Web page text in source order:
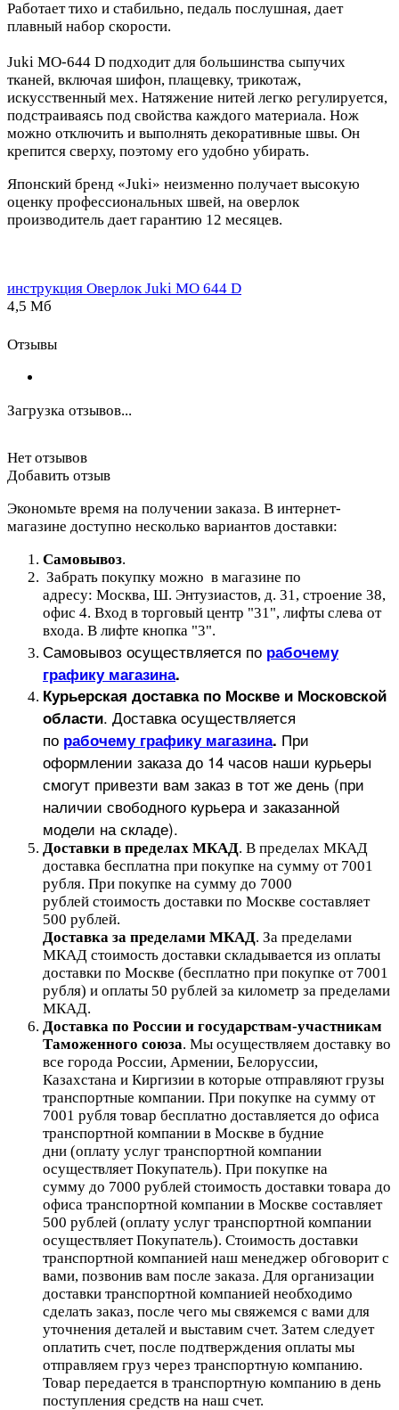
Работает тихо и стабильно, педаль послушная, дает
плавный набор скорости.
Juki MO-644 D подходит для большинства сыпучих
тканей, включая шифон, плащевку, трикотаж,
искусственный мех. Натяжение нитей легко регулируется,
подстраиваясь под свойства каждого материала. Нож
можно отключить и выполнять декоративные швы. Он
крепится сверху, поэтому его удобно убирать.
Японский бренд «Juki» неизменно получает высокую
оценку профессиональных швей, на оверлок
производитель дает гарантию 12 месяцев.
инструкция Оверлок Juki MO 644 D
4,5 Мб
Отзывы
Загрузка отзывов...
Нет отзывов
Добавить отзыв
Экономьте время на получении заказа. В интернет-
магазине доступно несколько вариантов доставки:
Самовывоз.
Забрать покупку можно в магазине по
адресу: Москва, Ш. Энтузиастов, д. 31, строение 38,
офис 4. Вход в торговый центр "31", лифты слева от
входа. В лифте кнопка "3".
Самовывоз осуществляется по рабочему
графику магазина.
Курьерская доставка по Москве и Московской
области. Доставка осуществляется
по рабочему графику магазина. При
оформлении заказа до 14 часов наши курьеры
смогут привезти вам заказ в тот же день (при
наличии свободного курьера и заказанной
модели на складе).
Доставки в пределах МКАД. В пределах МКАД
доставка бесплатна при покупке на сумму от 7001
рубля. При покупке на сумму до 7000
рублей стоимость доставки по Москве составляет
500 рублей.
Доставка за пределами МКАД. За пределами
МКАД стоимость доставки складывается из оплаты
доставки по Москве (бесплатно при покупке от 7001
рубля) и оплаты 50 рублей за километр за пределами
МКАД.
Доставка по России и государствам-участникам
Таможенного союза. Мы осуществляем доставку во
все города России, Армении, Белоруссии,
Казахстана и Киргизии в которые отправляют грузы
транспортные компании. При покупке на сумму от
7001 рубля товар бесплатно доставляется до офиса
транспортной компании в Москве в будние
дни (оплату услуг транспортной компании
осуществляет Покупатель). При покупке на
сумму до 7000 рублей стоимость доставки товара до
офиса транспортной компании в Москве составляет
500 рублей (оплату услуг транспортной компании
осуществляет Покупатель). Стоимость доставки
транспортной компанией наш менеджер обговорит с
вами, позвонив вам после заказа. Для организации
доставки транспортной компанией необходимо
сделать заказ, после чего мы свяжемся с вами для
уточнения деталей и выставим счет. Затем следует
оплатить счет, после подтверждения оплаты мы
отправляем груз через транспортную компанию.
Товар передается в транспортную компанию в день
поступления средств на наш счет.